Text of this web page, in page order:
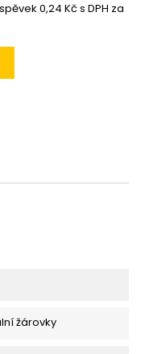
0,24 Kč s DPH za
žárovky